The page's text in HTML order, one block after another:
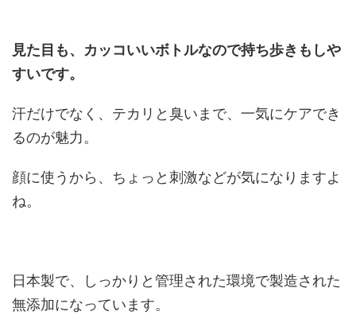
見た目も、カッコいいボトルなので持ち歩きもしや
すいです。
汗だけでなく、テカリと臭いまで、一気にケアでき
るのが魅力。
顔に使うから、ちょっと刺激などが気になりますよ
ね。
日本製で、しっかりと管理された環境で製造された
無添加になっています。